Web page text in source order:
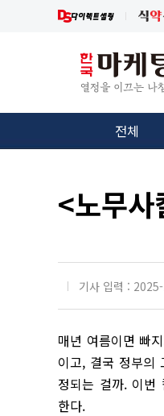
전체
<노무사
기사 입력 :
매년 여름이면 빠
이고, 결국 정부의
정되는 걸까. 이번
한다.